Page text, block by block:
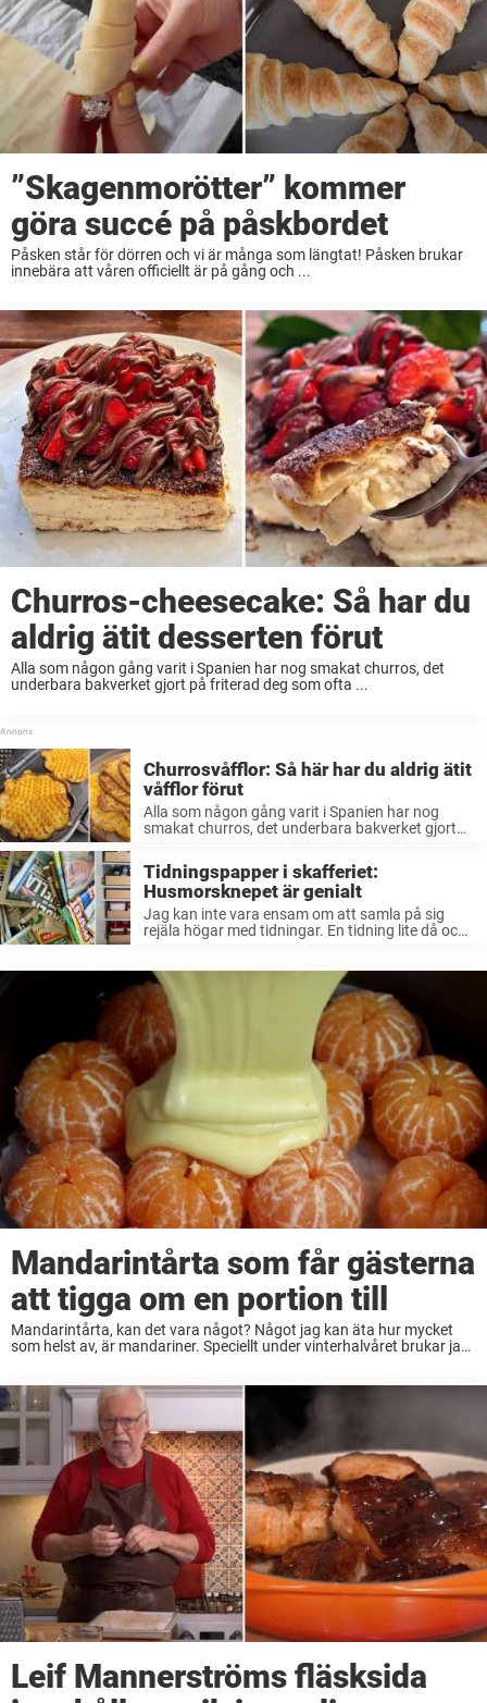
”Skagenmorötter” kommer
göra succé på påskbordet
Påsken står för dörren och vi är många som längtat! Påsken brukar
innebära att våren officiellt är på gång och ...
Churros-cheesecake: Så har du
aldrig ätit desserten förut
Alla som någon gång varit i Spanien har nog smakat churros, det
underbara bakverket gjort på friterad deg som ofta ...
Churrosvåfflor: Så här har du aldrig ätit
våfflor förut
Alla som någon gång varit i Spanien har nog
smakat churros, det underbara bakverket gjort
Tidningspapper i skafferiet:
Husmorsknepet är genialt
Jag kan inte vara ensam om att samla på sig
rejäla högar med tidningar. En tidning lite då och
Mandarintårta som får gästerna
att tigga om en portion till
Mandarintårta, kan det vara något? Något jag kan äta hur mycket
som helst av, är mandariner. Speciellt under vinterhalvåret brukar jag
Leif Mannerströms fläsksida